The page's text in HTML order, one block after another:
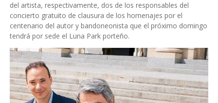
del artista, respectivamente, dos de los responsables del
concierto gratuito de clausura de los homenajes por el
centenario del autor y bandoneonista que el próximo domingo
tendrá por sede el Luna Park porteño.